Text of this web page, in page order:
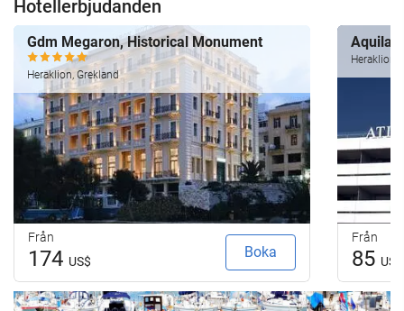
Hotellerbjudanden
Gdm Megaron, Historical Monument
Heraklion, Grekland
Från
174 US$
Boka
Aquila
Heraklion,
Från
85 US$